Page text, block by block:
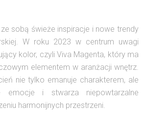
sobą świeże inspiracje i nowe trendy
W roku 2023 w centrum uwagi
kolor, czyli Viva Magenta, który ma
elementem w aranżacji wnętrz.
nie tylko emanuje charakterem, ale
emocje i stwarza niepowtarzalne
harmonijnych przestrzeni.